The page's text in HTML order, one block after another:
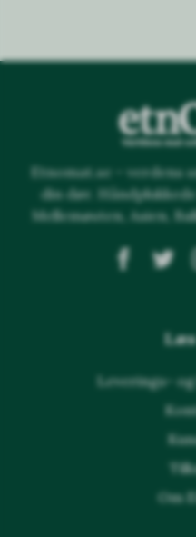
Etnomat.se – verdens
din dør.
Mellemøsten, Asien,
Leverings-
Om